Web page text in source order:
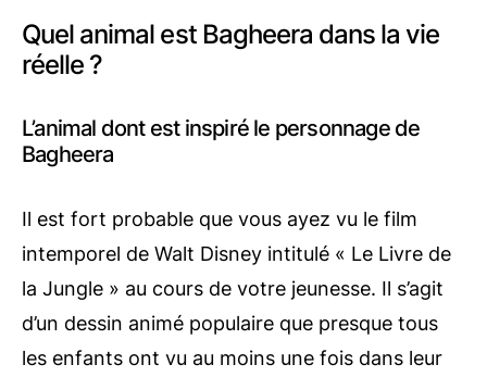
Quel animal est Bagheera dans la vie
réelle ?
L’animal dont est inspiré le personnage de
Bagheera
Il est fort probable que vous ayez vu le film
intemporel de Walt Disney intitulé « Le Livre de
la Jungle » au cours de votre jeunesse. Il s’agit
d’un dessin animé populaire que presque tous
les enfants ont vu au moins une fois dans leur